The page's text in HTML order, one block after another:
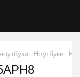
Ноутбуки